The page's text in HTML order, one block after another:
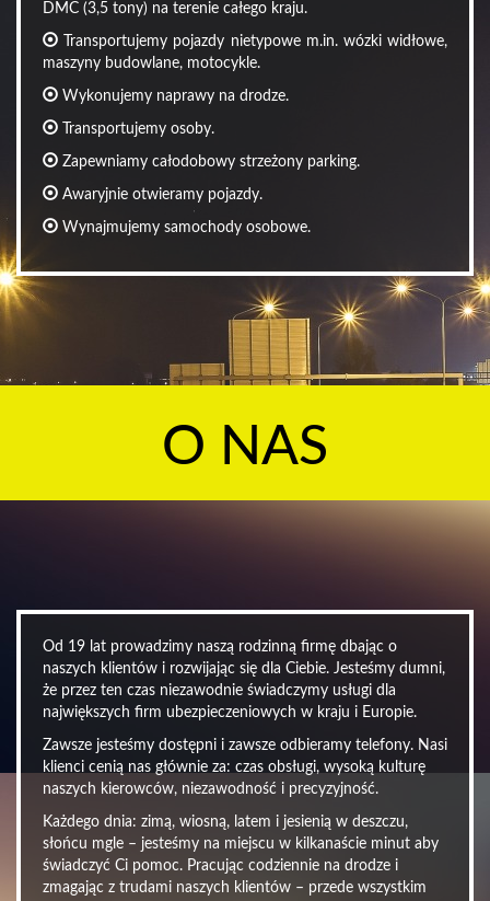
DMC (3,5 tony) na terenie całego kraju.
Transportujemy pojazdy nietypowe m.in. wózki widłowe,
maszyny budowlane, motocykle.
Wykonujemy naprawy na drodze.
Transportujemy osoby.
Zapewniamy całodobowy strzeżony parking.
Awaryjnie otwieramy pojazdy.
Wynajmujemy samochody osobowe.
O NAS
Od 19 lat prowadzimy naszą rodzinną firmę dbając o
naszych klientów i rozwijając się dla Ciebie. Jesteśmy dumni,
że przez ten czas niezawodnie świadczymy usługi dla
największych firm ubezpieczeniowych w kraju i Europie.
Zawsze jesteśmy dostępni i zawsze odbieramy telefony. Nasi
klienci cenią nas głównie za: czas obsługi, wysoką kulturę
naszych kierowców, niezawodność i precyzyjność.
Każdego dnia: zimą, wiosną, latem i jesienią w deszczu,
słońcu mgle – jesteśmy na miejscu w kilkanaście minut aby
świadczyć Ci pomoc. Pracując codziennie na drodze i
zmagając z trudami naszych klientów – przede wszystkim